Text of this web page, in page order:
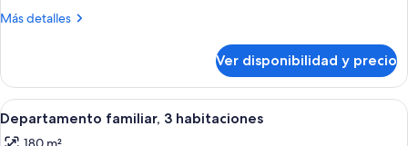
Más detalles
Más
(Double)
Ver disponibilidad y precio
Ver
todas
Una sala de estar con un sofá de
17
Departamento familiar, 3 habitaciones